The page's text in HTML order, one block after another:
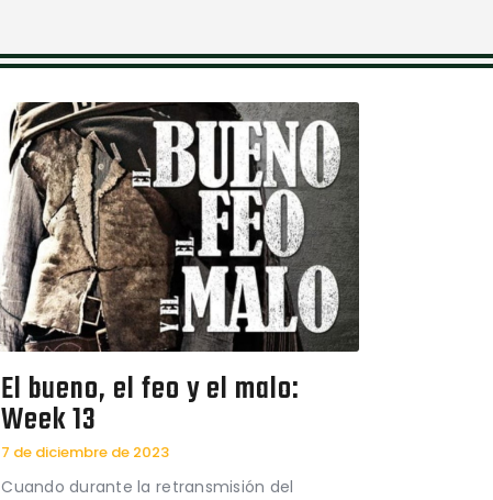
El bueno, el feo y el malo:
Week 13
7 de diciembre de 2023
Cuando durante la retransmisión del